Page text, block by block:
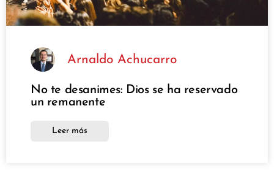
Arnaldo Achucarro
No te desanimes: Dios se ha reservado
un remanente
Leer más